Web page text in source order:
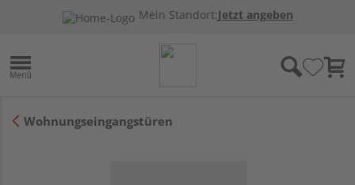
Mein Standort:Jetzt angeben
Wohnungseingangstüren